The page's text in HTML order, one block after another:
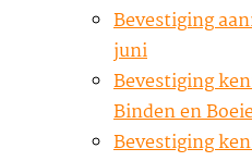
Bevestiging
juni
Bevestiging
Binden en
Bevestiging